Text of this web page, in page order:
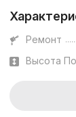
Ремонт
Высота